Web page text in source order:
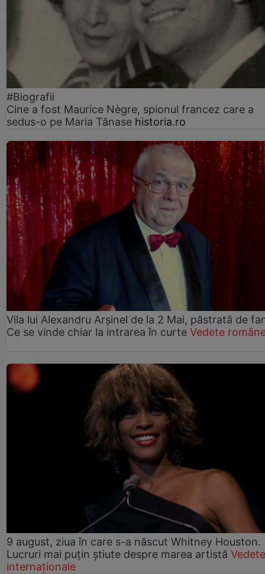
#Biografii
Cine a fost Maurice Nègre, spionul francez care a
sedus-o pe Maria Tănase historia.ro
Vila lui Alexandru Arșinel de la 2 Mai, păstrată de
Ce se vinde chiar la intrarea în curte Vedete
9 august, ziua în care s-a născut Whitney Houston.
Lucruri mai puțin știute despre marea artistă Vedete
internaționale